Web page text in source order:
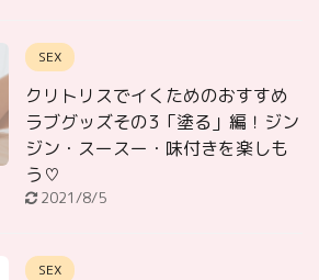
SEX
クリトリスでイくためのおすすめ
ラブグッズその3「塗る」編！ジン
ジン・スースー・味付きを楽しも
う♡
2021/8/5
SEX